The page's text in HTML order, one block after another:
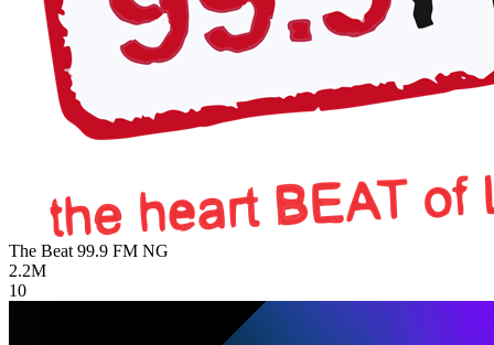
The Beat 99.9 FM NG
2.2M
10